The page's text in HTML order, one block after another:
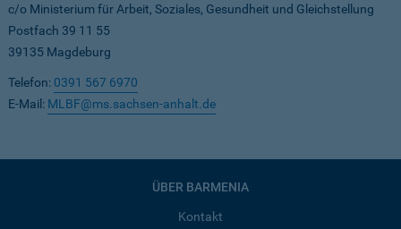
c/o Ministerium für Arbeit, Soziales, Gesundheit und Gleichstellung
Postfach 39 11 55
39135 Magdeburg
Telefon: 0391 567 6970
E-Mail: MLBF@ms.sachsen-anhalt.de
ÜBER BARMENIA
Kontakt